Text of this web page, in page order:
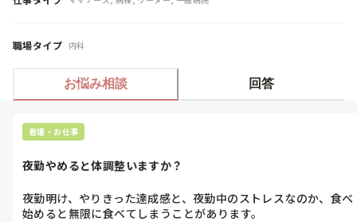
職場タイプ 内科
お悩み相談 回答
看護・お仕事
夜勤やめると体調整いますか？
夜勤明け、やりきった達成感と、夜勤中のストレスなのか、食べ
始めると無限に食べてしまうことがあります。